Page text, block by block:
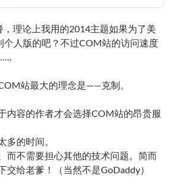
理论上我用的2014主题如果为了美
个人版的吧？不过COM站的访问速度
站最大的理念是——克制。
内容的作者才会选择COM站的昂贵服
多的时间。
而不需要担心其他的技术问题。简而
交给老爹！（当然不是GoDaddy）